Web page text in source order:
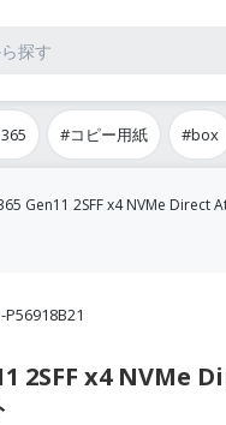
#コピー用紙 #box
Gen11 2SFF x4 NVMe Direct
P56918B21
2SFF x4 NVMe